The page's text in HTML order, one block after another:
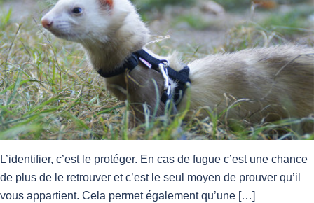
L’identifier, c’est le protéger. En cas de fugue c’est une chance
de plus de le retrouver et c’est le seul moyen de prouver qu’il
vous appartient. Cela permet également qu’une […]